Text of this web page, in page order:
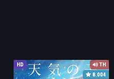
HD
TH
8.004